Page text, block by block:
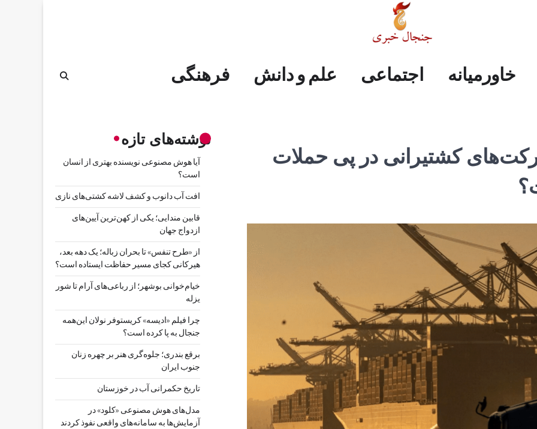
صفحه
ایران
جهان
خاورمیانه
اجتماعی
علم
فرهنگی
خاورمیانه اجتماعی علم و دانش فرهنگی
کشتیرانی در پی حملات
نوشته‌های تازه
آیا هوش مصنوعی نویسنده بهتری از انسان
است؟
افت آب دانوب و کشف لاشه کشتی‌های نازی
قابین مندایی؛ یکی از کهن‌ترین آیین‌های
ازدواج جهان
از «طرح تنفس» تا بحران زباله؛ یک دهه بعد،
هیرکانی کجای مسیر حفاظت ایستاده است؟
خیام‌خوانی بوشهر؛ از رباعی‌های آرام تا شور
یزله
چرا فیلم «ادیسه» کریستوفر نولان این‌همه
جنجال به پا کرده است؟
برقع بندری؛ جلوه‌گری هنر بر چهره زنان
جنوب ایران
تاریخ حکمرانی آب در خوزستان
مدل‌های هوش مصنوعی «کلود» در
آزمایش‌ها به سامانه‌های واقعی نفوذ کردند